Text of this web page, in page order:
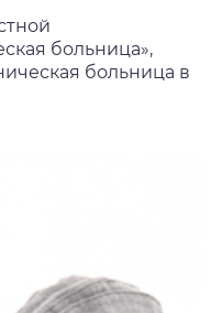
больница»,
больница в